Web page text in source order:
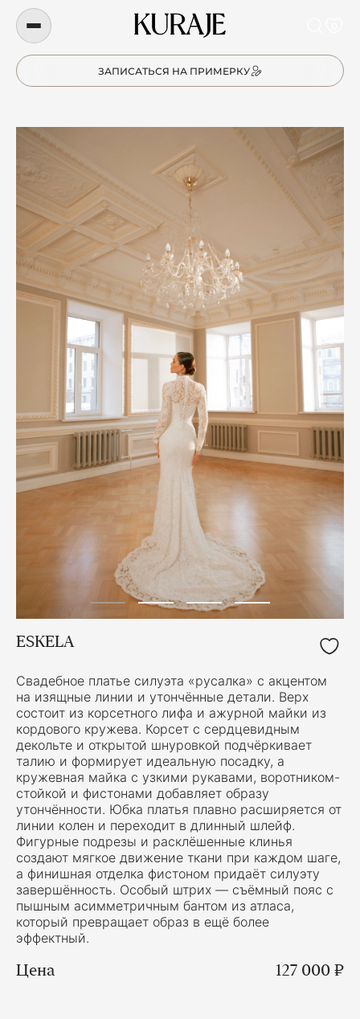
ЗАПИСАТЬСЯ НА ПРИМЕРКУ
ESKELA
Свадебное платье силуэта «русалка» с акцентом
на изящные линии и утончённые детали. Верх
состоит из корсетного лифа и ажурной майки из
кордового кружева. Корсет с сердцевидным
декольте и открытой шнуровкой подчёркивает
талию и формирует идеальную посадку, а
кружевная майка с узкими рукавами, воротником-
стойкой и фистонами добавляет образу
утончённости. Юбка платья плавно расширяется от
линии колен и переходит в длинный шлейф.
Фигурные подрезы и расклёшенные клинья
создают мягкое движение ткани при каждом шаге,
а финишная отделка фистоном придаёт силуэту
завершённость. Особый штрих — съёмный пояс с
пышным асимметричным бантом из атласа,
который превращает образ в ещё более
эффектный.
Цена 127 000 ₽